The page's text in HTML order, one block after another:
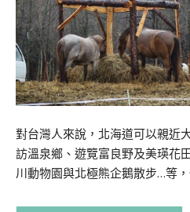
對台灣人來說，北海道可以親近
訪溫泉鄉、遊覽富良野及美瑛花
川動物園與北極熊企鵝散步…等